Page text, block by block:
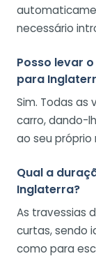
necessário
Posso levar
para
Sim. Todas as
carro, dando-
ao seu próprio
Qual a
Inglaterra?
As travessias
curtas, sendo
como para